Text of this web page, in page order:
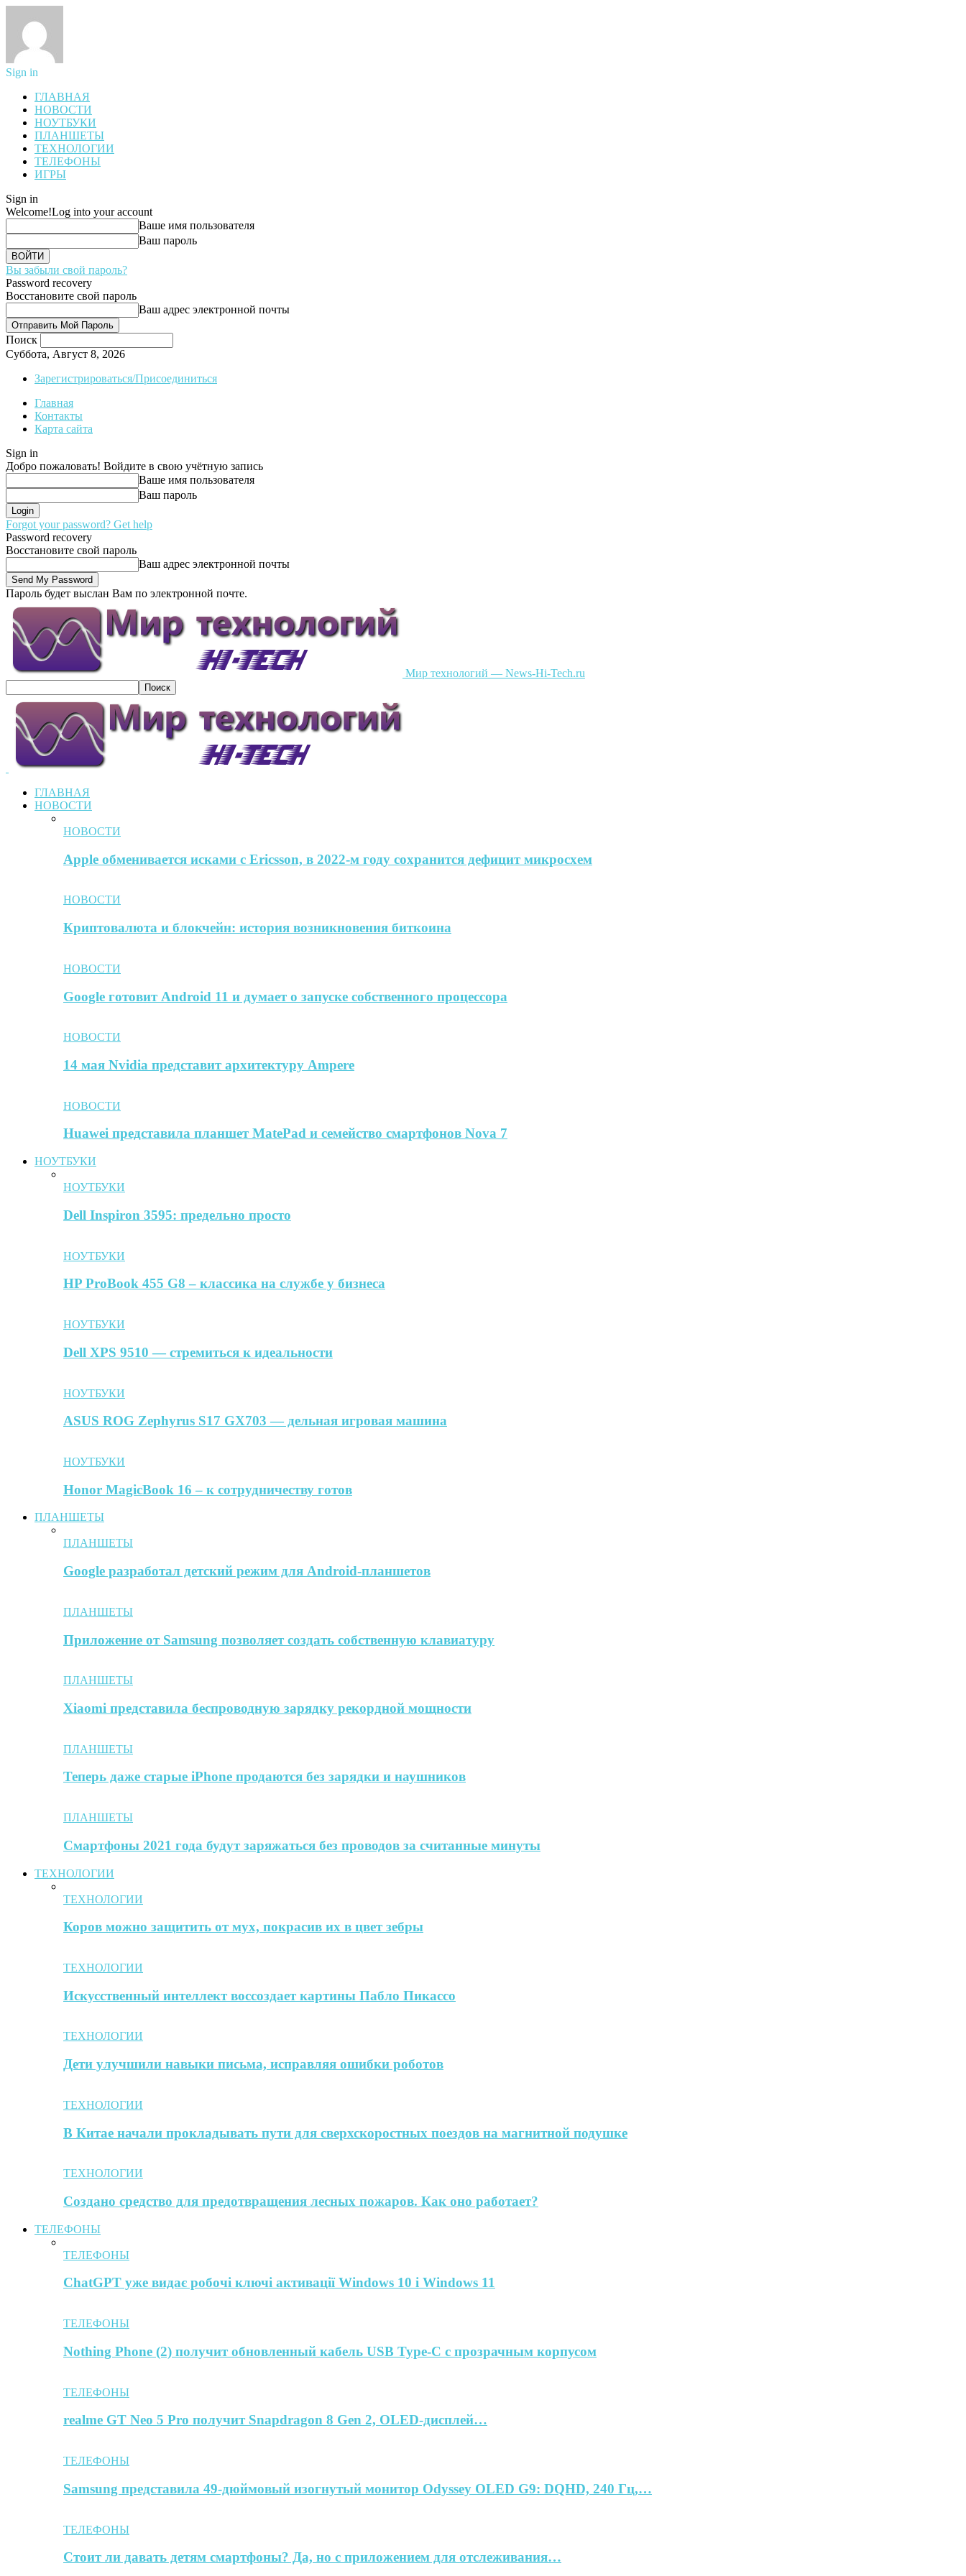
Sign in
ГЛАВНАЯ
НОВОСТИ
НОУТБУКИ
ПЛАНШЕТЫ
ТЕХНОЛОГИИ
ТЕЛЕФОНЫ
ИГРЫ
Sign in
Welcome!Log into your account
Ваше имя пользователя
Ваш пароль
Вы забыли свой пароль?
Password recovery
Восстановите свой пароль
Ваш адрес электронной почты
Поиск
Суббота, Август 8, 2026
Зарегистрироваться/Присоединиться
Главная
Контакты
Карта сайта
Sign in
Добро пожаловать! Войдите в свою учётную запись
Ваше имя пользователя
Ваш пароль
Forgot your password? Get help
Password recovery
Восстановите свой пароль
Ваш адрес электронной почты
Пароль будет выслан Вам по электронной почте.
Мир технологий — News-Hi-Tech.ru
ГЛАВНАЯ
НОВОСТИ
НОВОСТИ
Apple обменивается исками с Ericsson, в 2022-м году сохранится дефицит микросхем
НОВОСТИ
Криптовалюта и блокчейн: история возникновения биткоина
НОВОСТИ
Google готовит Android 11 и думает о запуске собственного процессора
НОВОСТИ
14 мая Nvidia представит архитектуру Ampere
НОВОСТИ
Huawei представила планшет MatePad и семейство смартфонов Nova 7
НОУТБУКИ
НОУТБУКИ
Dell Inspiron 3595: предельно просто
НОУТБУКИ
HP ProBook 455 G8 – классика на службе у бизнеса
НОУТБУКИ
Dell XPS 9510 — стремиться к идеальности
НОУТБУКИ
ASUS ROG Zephyrus S17 GX703 — дельная игровая машина
НОУТБУКИ
Honor MagicBook 16 – к сотрудничеству готов
ПЛАНШЕТЫ
ПЛАНШЕТЫ
Google разработал детский режим для Android-планшетов
ПЛАНШЕТЫ
Приложение от Samsung позволяет создать собственную клавиатуру
ПЛАНШЕТЫ
Xiaomi представила беспроводную зарядку рекордной мощности
ПЛАНШЕТЫ
Теперь даже старые iPhone продаются без зарядки и наушников
ПЛАНШЕТЫ
Смартфоны 2021 года будут заряжаться без проводов за считанные минуты
ТЕХНОЛОГИИ
ТЕХНОЛОГИИ
Коров можно защитить от мух, покрасив их в цвет зебры
ТЕХНОЛОГИИ
Искусственный интеллект воссоздает картины Пабло Пикассо
ТЕХНОЛОГИИ
Дети улучшили навыки письма, исправляя ошибки роботов
ТЕХНОЛОГИИ
В Китае начали прокладывать пути для сверхскоростных поездов на магнитной подушке
ТЕХНОЛОГИИ
Создано средство для предотвращения лесных пожаров. Как оно работает?
ТЕЛЕФОНЫ
ТЕЛЕФОНЫ
ChatGPT уже видає робочі ключі активації Windows 10 і Windows 11
ТЕЛЕФОНЫ
Nothing Phone (2) получит обновленный кабель USB Type-C с прозрачным корпусом
ТЕЛЕФОНЫ
realme GT Neo 5 Pro получит Snapdragon 8 Gen 2, OLED-дисплей…
ТЕЛЕФОНЫ
Samsung представила 49-дюймовый изогнутый монитор Odyssey OLED G9: DQHD, 240 Гц,…
ТЕЛЕФОНЫ
Стоит ли давать детям смартфоны? Да, но с приложением для отслеживания…